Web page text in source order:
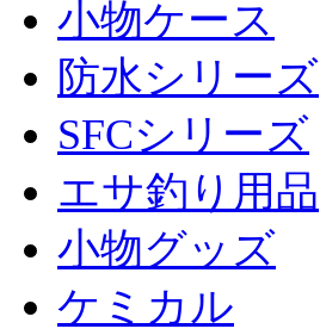
小物ケース
防水シリーズ
SFCシリーズ
エサ釣り用品
小物グッズ
ケミカル